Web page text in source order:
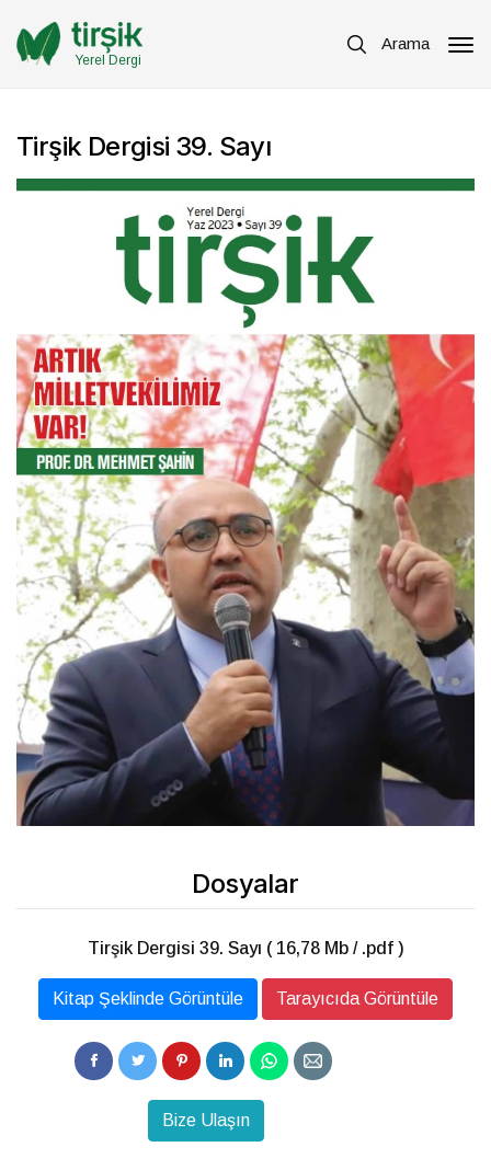
Yerel Dergi
Arama
Tirşik Dergisi 39. Sayı
Dosyalar
Tirşik Dergisi 39. Sayı ( 16,78 Mb / .pdf )
Kitap Şeklinde Görüntüle Tarayıcıda Görüntüle
Bize Ulaşın